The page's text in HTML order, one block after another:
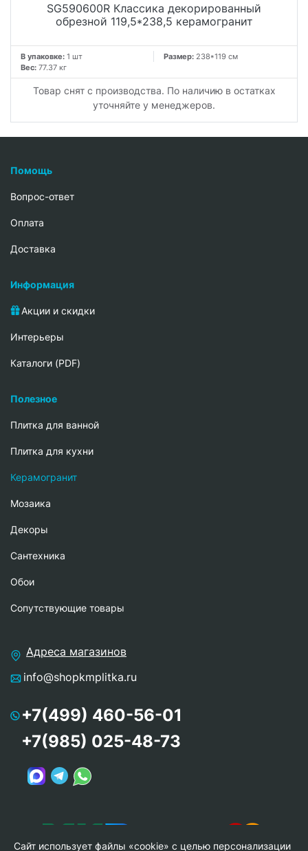
SG590600R Классика декорированный
обрезной 119,5*238,5 керамогранит
В упаковке: 1 шт Размер: 238*119 см
Вес: 77.37 кг
Товар снят с производства. По наличию в остатках
уточняйте у менеджеров.
Помощь
Вопрос-ответ
Oплата
Доставка
Информация
Акции и скидки
Интерьеры
Каталоги (PDF)
Полезное
Плитка для ванной
Плитка для кухни
Керамогранит
Мозаика
Декоры
Сантехника
Обои
Сопутствующие товары
Адреса магазинов
info@shopkmplitka.ru
+7(499) 460-56-01
+7(985) 025-48-73
Сайт использует файлы «cookie» с целью персонализации